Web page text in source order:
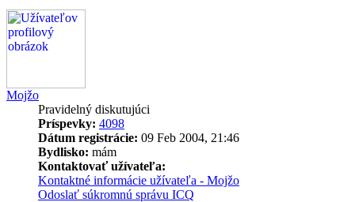
Mojžo
Pravidelný diskutujúci
Príspevky: 4098
Dátum registrácie: 09 Feb 2004, 21:46
Bydlisko: mám
Kontaktovať užívateľa:
Kontaktné informácie užívateľa - Mojžo
Odoslať súkromnú správu ICQ